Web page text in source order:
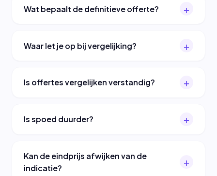
Wat bepaalt de definitieve offerte?
Waar let je op bij vergelijking?
Is offertes vergelijken verstandig?
Is spoed duurder?
Kan de eindprijs afwijken van de
indicatie?